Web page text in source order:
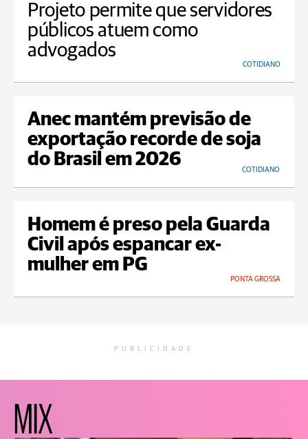
Projeto permite que servidores
públicos atuem como
advogados
COTIDIANO
Anec mantém previsão de
exportação recorde de soja
do Brasil em 2026
COTIDIANO
Homem é preso pela Guarda
Civil após espancar ex-
mulher em PG
PONTA GROSSA
PUBLICIDADE
MIX